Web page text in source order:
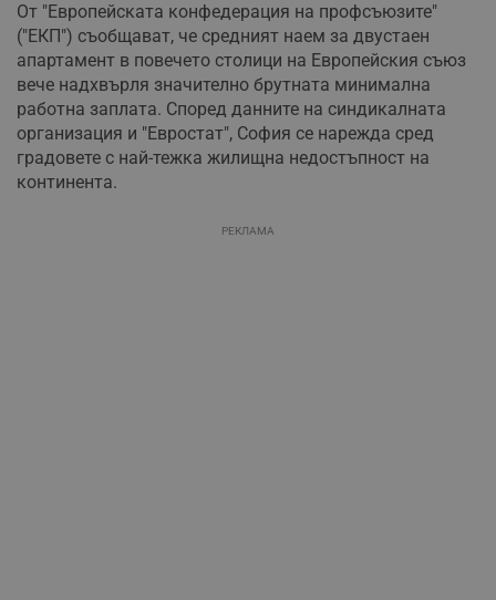
От "Европейската конфедерация на профсъюзите"
("ЕКП") съобщават, че средният наем за двустаен
апартамент в повечето столици на Европейския съюз
вече надхвърля значително брутната минимална
работна заплата. Според данните на синдикалната
организация и "Евростат", София се нарежда сред
градовете с най-тежка жилищна недостъпност на
континента.
РЕКЛАМА